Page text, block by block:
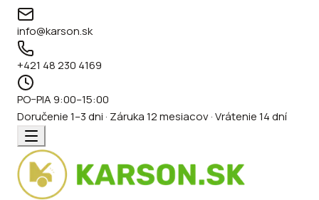
info@karson.sk
+421 48 230 4169
PO–PIA 9:00–15:00
Doručenie 1–3 dni · Záruka 12 mesiacov · Vrátenie 14 dní